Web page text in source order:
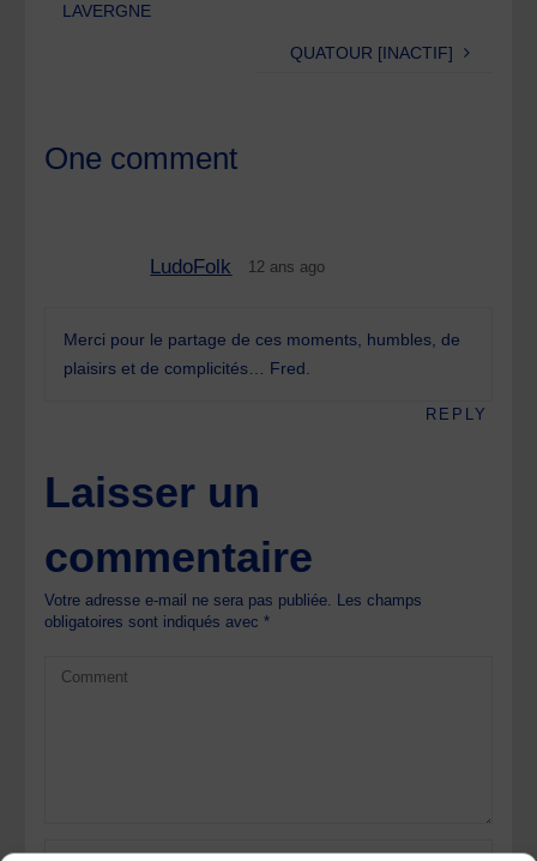
LAVERGNE
QUATOUR [INACTIF]
One comment
LudoFolk 12 ans ago
Merci pour le partage de ces moments, humbles, de
plaisirs et de complicités… Fred.
REPLY
Laisser un
commentaire
Votre adresse e-mail ne sera pas publiée.
Les champs
obligatoires sont indiqués avec*